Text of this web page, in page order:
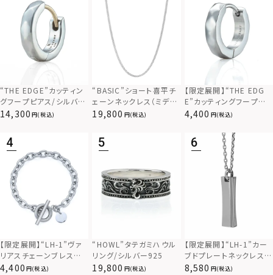
“THE EDGE”カッティン
グフープピアス/シルバー
925
14,300 (税込)
“BASIC”ショート喜平チ
ェーンネックレス（ミディ
アム）/シルバー925
19,800 (税込)
【限定展開】“THE EDG
E”カッティングフープピ
アス/サージカルステンレ
4,400 (税込)
【限定展開】“LH-1”ヴァ
リアスチェーンブレスレッ
ト/アズキ/サージカルス
4,400 (税込)
“HOWL”タテガミハウル
リング/シルバー925
19,800 (税込)
【限定展開】“LH-1”カー
ブドプレートネックレス/
サージカルステンレス（金
8,580 (税込)